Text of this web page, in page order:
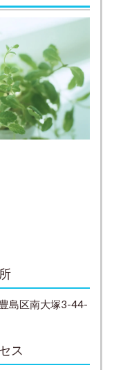
島区南大塚3-44-
ス